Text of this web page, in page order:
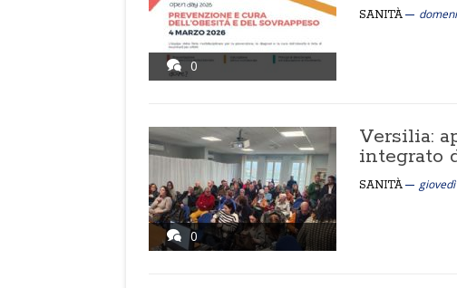
0
SANITÀ
0
Versilia:
integrato
SANITÀ